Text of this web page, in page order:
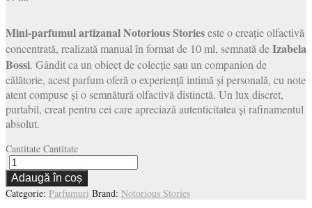
Mini-parfumul artizanal Notorious Storieseste o creație olfactivă
concentrată, realizată manual în format de 10 ml, semnată deIzabela
Bossi. Gândit ca un obiect de colecție sau un companion de
călătorie, acest parfum oferă o experiență intimă și personală, cu note
atent compuse și o semnătură olfactivă distinctă. Un lux discret,
purtabil, creat pentru cei care apreciază autenticitatea și rafinamentul
absolut.
Cantitate Cantitate
Adaugă în coș
Categorie: Parfumuri Brand: Notorious Stories